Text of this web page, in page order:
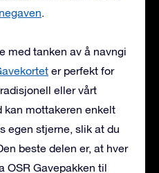
.
med tanken av å navngi
er perfekt for
eller vårt
kan mottakeren enkelt
egen stjerne, slik at du
beste delen er, at hver
OSR Gavepakken til